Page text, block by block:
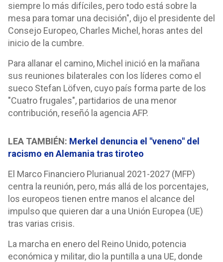
siempre lo más difíciles, pero todo está sobre la
mesa para tomar una decisión", dijo el presidente del
Consejo Europeo, Charles Michel, horas antes del
inicio de la cumbre.
Para allanar el camino, Michel inició en la mañana
sus reuniones bilaterales con los líderes como el
sueco Stefan Löfven, cuyo país forma parte de los
"Cuatro frugales", partidarios de una menor
contribución, reseñó la agencia AFP.
LEA TAMBIÉN: Merkel denuncia el "veneno" del
racismo en Alemania tras tiroteo
El Marco Financiero Plurianual 2021-2027 (MFP)
centra la reunión, pero, más allá de los porcentajes,
los europeos tienen entre manos el alcance del
impulso que quieren dar a una Unión Europea (UE)
tras varias crisis.
La marcha en enero del Reino Unido, potencia
económica y militar, dio la puntilla a una UE, donde